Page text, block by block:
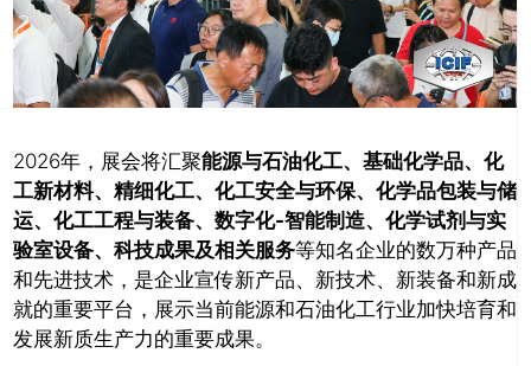
2026年，展会将汇聚能源与石油化工、基础化学品、化
工新材料、精细化工、化工安全与环保、化学品包装与储
运、化工工程与装备、数字化-智能制造、化学试剂与实
验室设备、科技成果及相关服务等知名企业的数万种产品
和先进技术，是企业宣传新产品、新技术、新装备和新成
就的重要平台，展示当前能源和石油化工行业加快培育和
发展新质生产力的重要成果。